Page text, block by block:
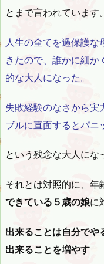
とまで言われています
人生の全てを過保護
きたので、誰かに細か
的な大人になった。
失敗経験のなさから実
ブルに直面するとパニ
という残念な大人にな
それとは対照的に、年
できている５歳の娘に
出来ることは自分でや
出来ることを増やす